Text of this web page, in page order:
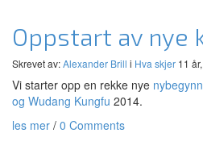
Oppstart av nye
Skrevet av:Alexander Brill i Hva skjer 11
Vi starter opp en rekke nye
og Wudang Kungfu 2014.
les mer / 0 Comments